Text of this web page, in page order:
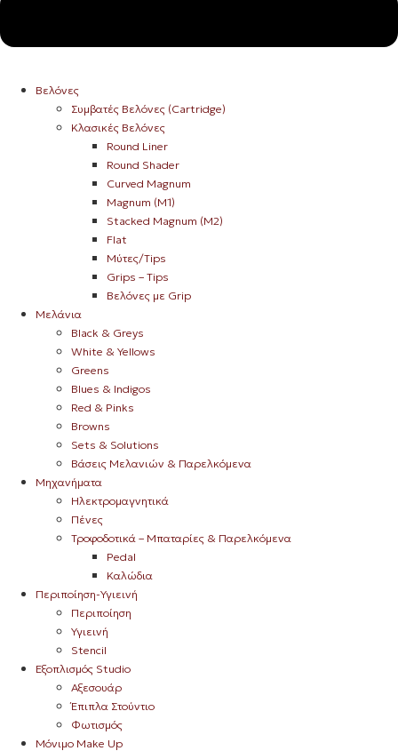
Βελόνες
Συμβατές Βελόνες (Cartridge)
Κλασικές Βελόνες
Round Liner
Round Shader
Curved Magnum
Magnum (M1)
Stacked Magnum (M2)
Flat
Μύτες/Tips
Grips – Tips
Βελόνες με Grip
Μελάνια
Black & Greys
White & Yellows
Greens
Blues & Indigos
Red & Pinks
Browns
Sets & Solutions
Βάσεις Μελανιών & Παρελκόμενα
Μηχανήματα
Ηλεκτρομαγνητικά
Πένες
Τροφοδοτικά – Μπαταρίες & Παρελκόμενα
Pedal
Καλώδια
Περιποίηση-Υγιεινή
Περιποίηση
Υγιεινή
Stencil
Εξοπλισμός Studio
Αξεσουάρ
Έπιπλα Στούντιο
Φωτισμός
Μόνιμο Make Up